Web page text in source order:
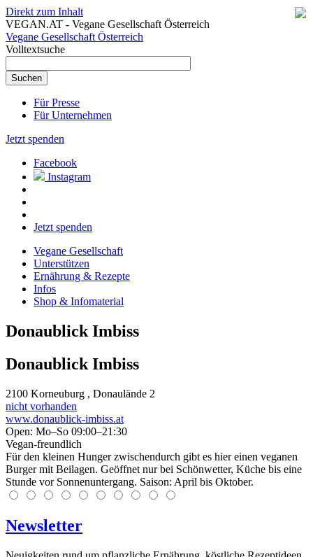
Direkt zum Inhalt
VEGAN.AT - Vegane Gesellschaft Österreich
Vegane Gesellschaft Österreich
Volltextsuche
Für Presse
Für Unternehmen
Jetzt spenden
Facebook
Instagram
Jetzt spenden
Vegane Gesellschaft
Unterstützen
Ernährung & Rezepte
Infos
Shop & Infomaterial
Donaublick Imbiss
Donaublick Imbiss
2100 Korneuburg , Donaulände 2
nicht vorhanden
www.donaublick-imbiss.at
Open: Mo–So 09:00–21:30
Vegan-freundlich
Für den kleinen Hunger zwischendurch gibt es hier einen veganen
Burger mit Beilagen. Geöffnet nur bei Schönwetter, Küche bis eine
Stunde vor Sonnenuntergang. Saison: April bis Oktober.
Newsletter